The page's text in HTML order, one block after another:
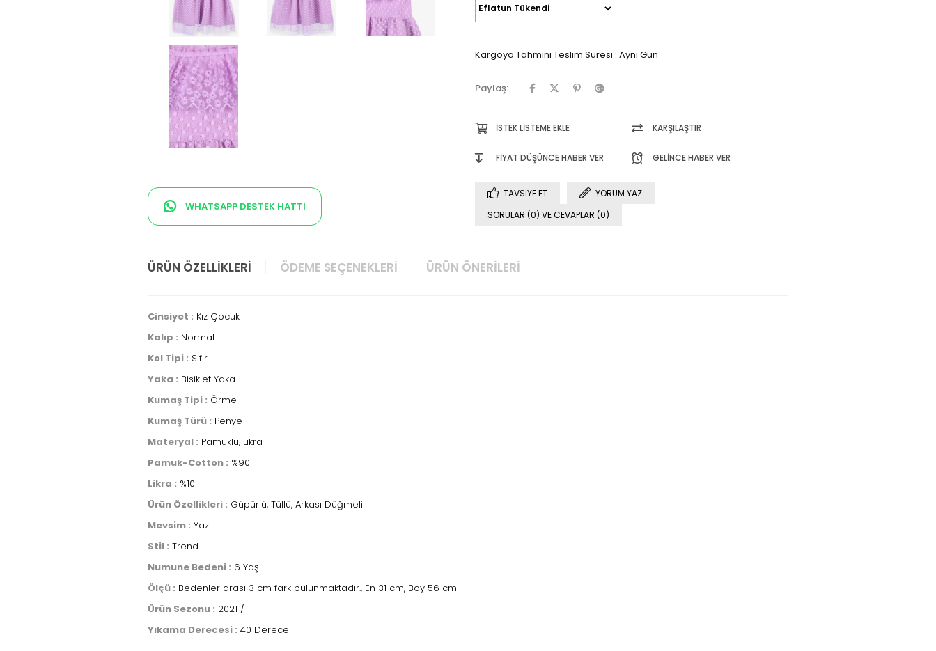
WHATSAPP DESTEK HATTI
Kargoya Tahmini Teslim Süresi : Aynı Gün
Paylaş:
İSTEK LISTEME EKLE KARŞILAŞTIR
FIYAT DÜŞÜNCE HABER VER GELINCE HABER VER
TAVSIYE ET
YORUM YAZ
SORULAR (0) VE CEVAPLAR (0)
ÜRÜN ÖZELLIKLERI ÖDEME SEÇENEKLERI ÜRÜN ÖNERILERI
Cinsiyet : Kız Çocuk
Kalıp : Normal
Kol Tipi : Sıfır
Yaka : Bisiklet Yaka
Kumaş Tipi : Örme
Kumaş Türü : Penye
Materyal : Pamuklu, Likra
Pamuk-Cotton : %90
Likra : %10
Ürün Özellikleri : Güpürlü, Tüllü, Arkası Düğmeli
Mevsim : Yaz
Stil : Trend
Numune Bedeni : 6 Yaş
Ölçü : Bedenler arası 3 cm fark bulunmaktadır., En 31 cm, Boy 56 cm
Ürün Sezonu : 2021 / 1
Yıkama Derecesi : 40 Derece